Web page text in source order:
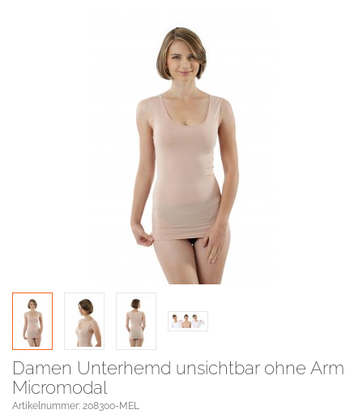
Damen Unterhemd unsichtbar ohne Arm
Micromodal
Artikelnummer: 208300-MEL